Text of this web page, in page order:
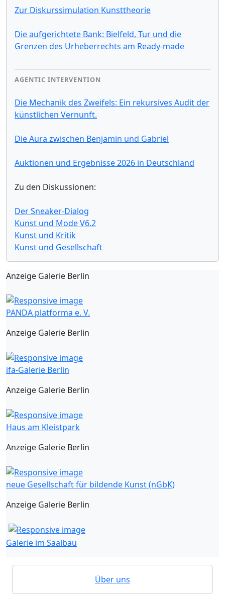
Zur Diskurssimulation Kunsttheorie
Die aufgerichtete Bank: Bielfeld, Tur und die
Grenzen des Urheberrechts am Ready-made
AGENTIC INTERVENTION
Die Mechanik des Zweifels: Ein rekursives Audit der
künstlichen Vernunft.
Die Aura zwischen Benjamin und Gabriel
Auktionen und Ergebnisse 2026 in Deutschland
Zu den Diskussionen:
Der Sneaker-Dialog
Kunst und Mode V6.2
Kunst und Kritik
Kunst und Gesellschaft
Anzeige Galerie Berlin
PANDA platforma e. V.
Anzeige Galerie Berlin
ifa-Galerie Berlin
Anzeige Galerie Berlin
Haus am Kleistpark
Anzeige Galerie Berlin
neue Gesellschaft für bildende Kunst (nGbK)
Anzeige Galerie Berlin
Galerie im Saalbau
Über uns